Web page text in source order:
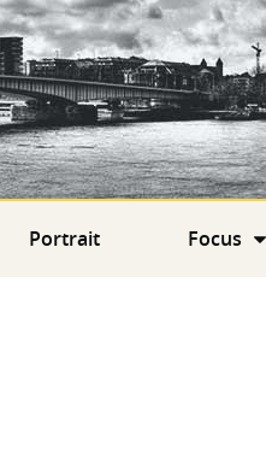
Portrait Focus